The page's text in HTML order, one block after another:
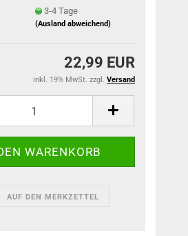
3-4 Tage
(Ausland abweichend)
22,99 EUR
inkl. 19% MwSt. zzgl. Versand
AUF DEN MERKZETTEL